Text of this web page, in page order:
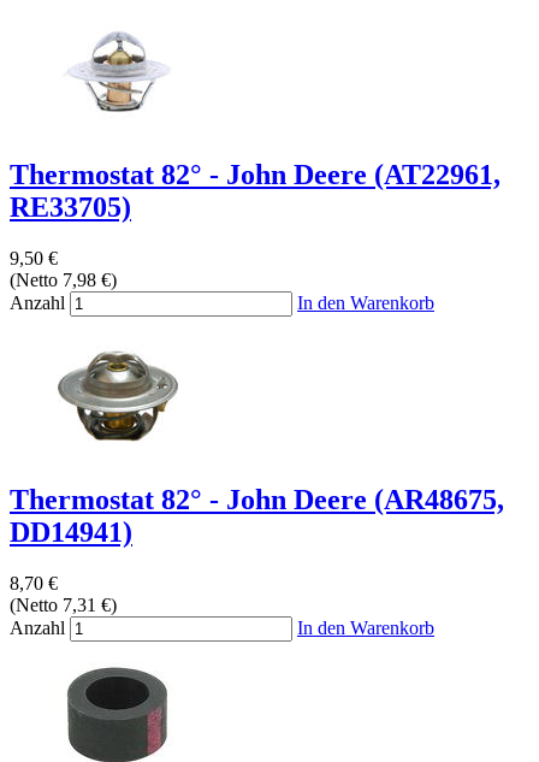
Thermostat 82° - John Deere (AT22961,
RE33705)
9,50 €
(Netto 7,98 €)
Anzahl
In den Warenkorb
Thermostat 82° - John Deere (AR48675,
DD14941)
8,70 €
(Netto 7,31 €)
Anzahl
In den Warenkorb